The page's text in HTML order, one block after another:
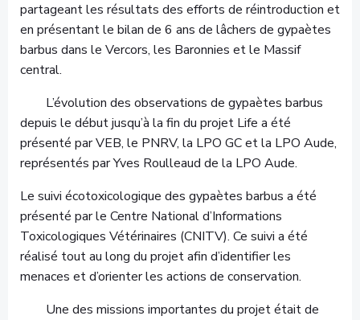
partageant les résultats des efforts de réintroduction et
en présentant le bilan de 6 ans de lâchers de gypaètes
barbus dans le Vercors, les Baronnies et le Massif
central.
L’évolution des observations de gypaètes barbus
depuis le début jusqu’à la fin du projet Life a été
présenté par VEB, le PNRV, la LPO GC et la LPO Aude,
représentés par Yves Roulleaud de la LPO Aude.
Le suivi écotoxicologique des gypaètes barbus a été
présenté par le Centre National d’Informations
Toxicologiques Vétérinaires (CNITV). Ce suivi a été
réalisé tout au long du projet afin d’identifier les
menaces et d’orienter les actions de conservation.
Une des missions importantes du projet était de